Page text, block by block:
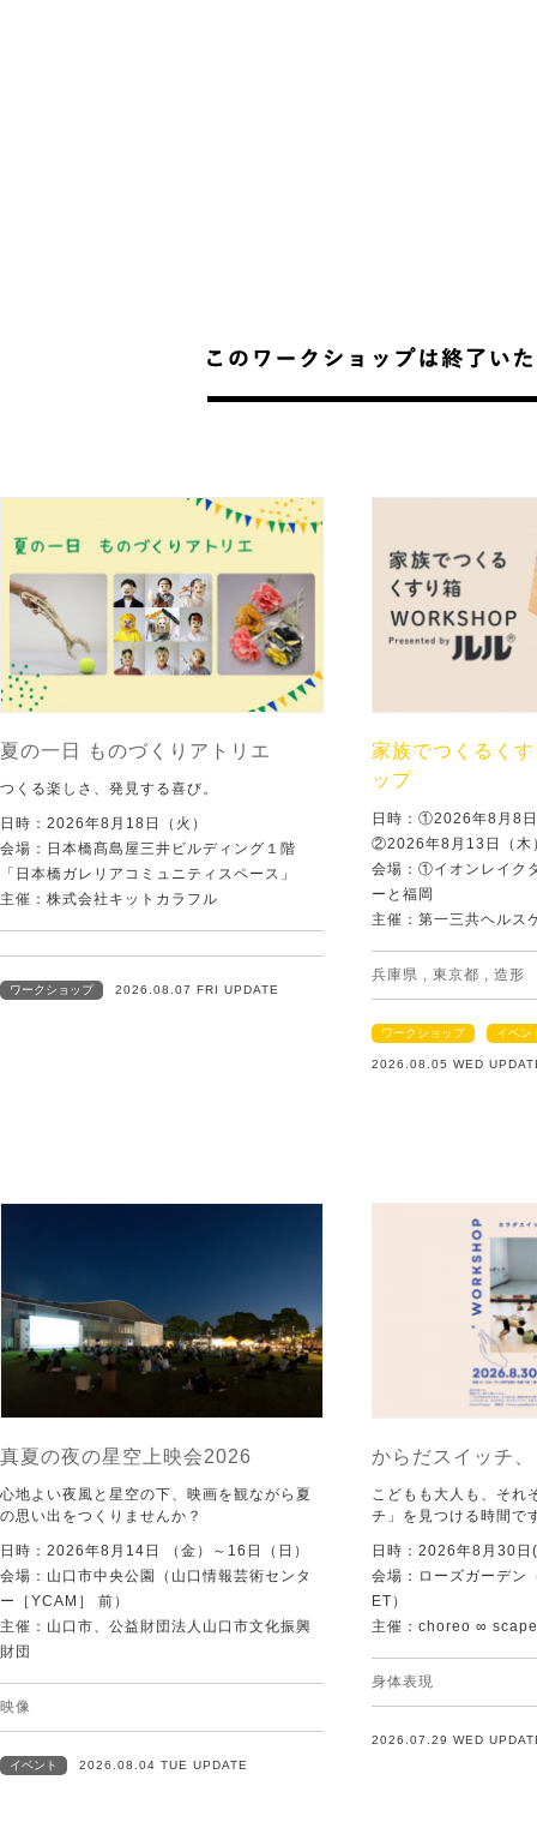
夏の一日 ものづくりアトリエ
つくる楽しさ、発見する喜び。
日時：2026年8月18日（火）
会場：日本橋髙島屋三井ビルディング１階
「日本橋ガレリアコミュニティスペース」
主催：株式会社キットカラフル
ワークショップ 2026.08.07 FRI UPDATE
家族でつくるく
ップ
日時：①2026年8月8
②2026年8月13日（木
会場：①イオンレイ
ーと福岡
主催：第一三共ヘルス
兵庫県 , 東京都 , 造形
ワークショップ イベン
2026.08.05 WED
真夏の夜の星空上映会2026
心地よい夜風と星空の下、映画を観ながら夏
の思い出をつくりませんか？
日時：2026年8月14日 （金）～16日（日）
会場：山口市中央公園（山口情報芸術センタ
ー［YCAM］ 前）
主催：山口市、公益財団法人山口市文化振興
財団
映像
イベント 2026.08.04 TUE UPDATE
からだスイッチ
こどもも大人も、それ
チ」を見つける時間で
日時：2026年8月30日
会場：ローズガーデン
ET）
主催：choreo ∞ scape
身体表現
2026.07.29 WED